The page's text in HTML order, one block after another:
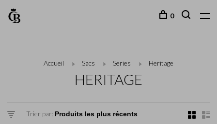
0
Accueil Sacs Series Heritage
HERITAGE
Trier par: